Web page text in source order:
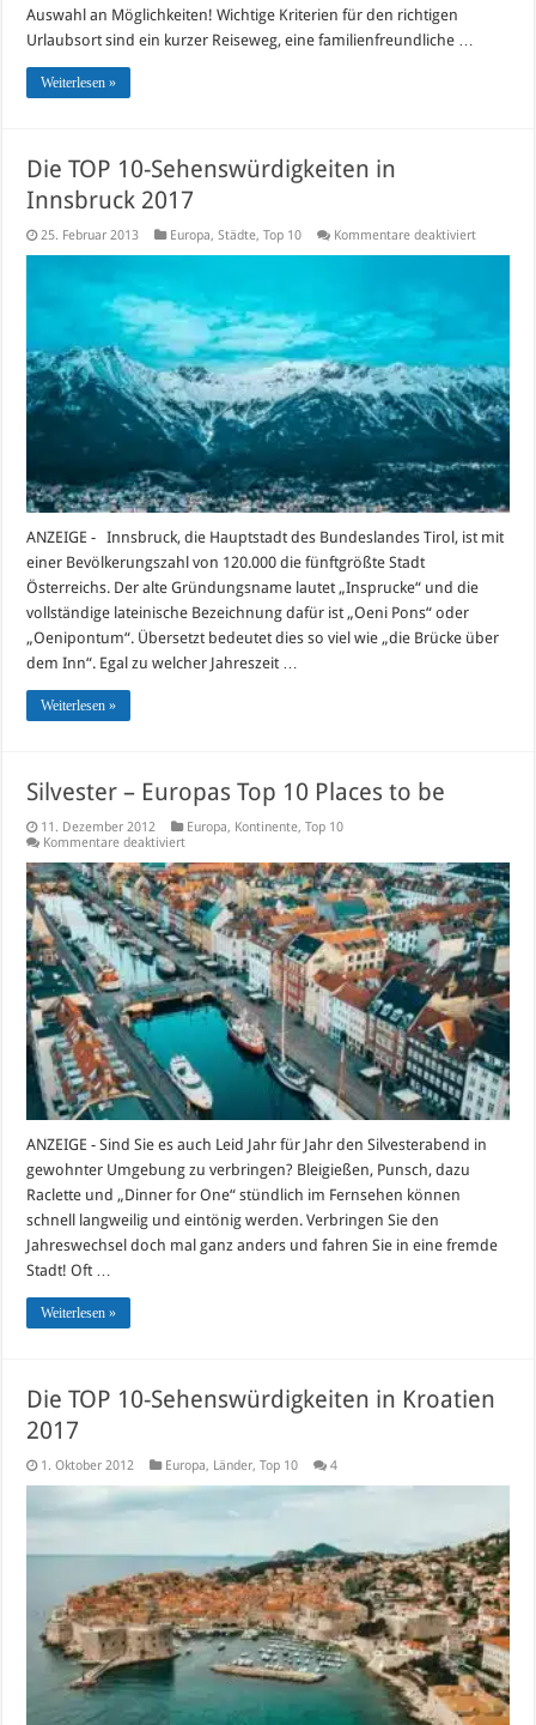
Auswahl an Möglichkeiten! Wichtige Kriterien für den richtigen
Urlaubsort sind ein kurzer Reiseweg, eine familienfreundliche …
Weiterlesen »
Die TOP 10-Sehenswürdigkeiten in
Innsbruck 2017
25. Februar 2013 Europa,Städte,Top 10 Kommentare deaktiviertfür
ANZEIGE - Innsbruck, die Hauptstadt des Bundeslandes Tirol, ist mit
einer Bevölkerungszahl von 120.000 die fünftgrößte Stadt
Österreichs. Der alte Gründungsname lautet „Insprucke“ und die
vollständige lateinische Bezeichnung dafür ist „Oeni Pons“ oder
„Oenipontum“. Übersetzt bedeutet dies so viel wie „die Brücke über
dem Inn“. Egal zu welcher Jahreszeit …
Weiterlesen »
Silvester – Europas Top 10 Places to be
11. Dezember 2012 Europa, Kontinente,Top 10
Kommentare deaktiviertfür
–
Europas
Top
10
Places
to
be
ANZEIGE - Sind Sie es auch Leid Jahr für Jahr den Silvesterabend in
gewohnter Umgebung zu verbringen? Bleigießen, Punsch, dazu
Raclette und „Dinner for One“ stündlich im Fernsehen können
schnell langweilig und eintönig werden. Verbringen Sie den
Jahreswechsel doch mal ganz anders und fahren Sie in eine fremde
Stadt! Oft …
Weiterlesen »
Die TOP 10-Sehenswürdigkeiten in Kroatien
2017
1. Oktober 2012 Europa, Länder,Top 10 4